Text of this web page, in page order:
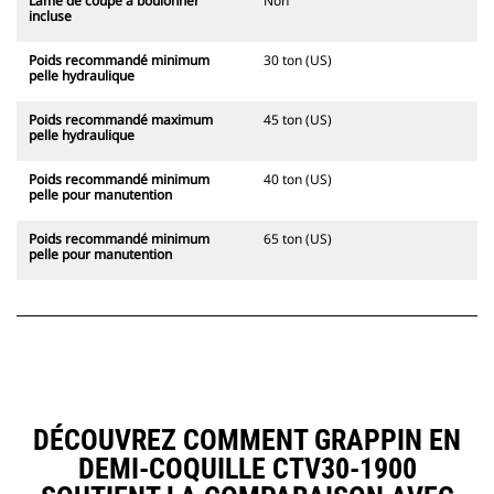
incluse
Poids recommandé minimum
pelle hydraulique
30 ton (US)
Poids recommandé maximum
pelle hydraulique
45 ton (US)
Poids recommandé minimum
pelle pour manutention
40 ton (US)
Poids recommandé minimum
pelle pour manutention
65 ton (US)
DÉCOUVREZ COMMENT GRAPPIN EN
DEMI-COQUILLE CTV30-1900